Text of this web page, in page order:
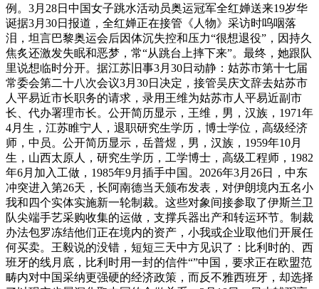
例。3月28日中国女子跳水活动员奥运冠军全红婵送来19岁华
诞据3月30日报道，全红婵正在接管《人物》采访时呜咽落
泪，坦言巴黎奥运会后因体沉失控和压力“很想退役”，因持久
焦炙还激发失眠和恶梦，常“从跳台上摔下来”。最终，她跟队
里说想临时分开。据江苏旧事3月30日动静：姑苏市第十七届
常委会第二十八次会议3月30日决定，接管吴庆文辞去姑苏市
人平易近市长职务的请求，录用王维为姑苏市人平易近副市
长、代办署理市长。公开简历显示，王维，男，汉族，1971年
4月生，江苏睢宁人，退职研究生学历，博士学位，高级经济
师，中员。公开简历显示，岳普煜，男，汉族，1959年10月
生，山西太原人，研究生学历，工学博士，高级工程师，1982
年6月加入工做，1985年9月插手中国。2026年3月26日，中东
冲突进入第26天，长阿南德当天颁布发表，对伊朗境内五名小
我和四个实体实施新一轮制裁。这些对象间接参取了伊斯兰卫
队尖端手艺采购收集的运做，支撑兵器出产和转运环节。制裁
办法包罗冻结他们正在境内的资产，小我或企业取他们开展任
何买卖。王毅说的没错，短短三天中方见识了：比利时的、西
班牙的线月底，比利时用一封的信件“”中国，要求正在欧盟范
畴内对中国采纳更强硬的经济政策，而反不雅西班牙，却选择